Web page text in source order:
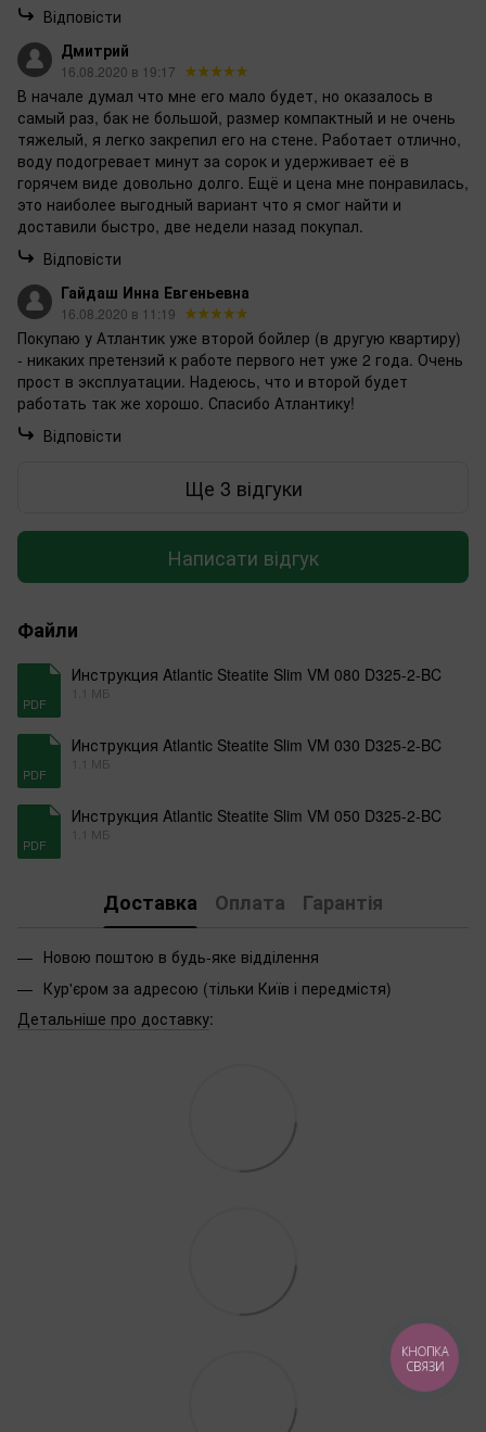
Відповісти
Дмитрий
16.08.2020 в 19:17
В начале думал что мне его мало будет, но оказалось в
самый раз, бак не большой, размер компактный и не очень
тяжелый, я легко закрепил его на стене. Работает отлично,
воду подогревает минут за сорок и удерживает её в
горячем виде довольно долго. Ещё и цена мне понравилась,
это наиболее выгодный вариант что я смог найти и
доставили быстро, две недели назад покупал.
Відповісти
Гайдаш Инна Евгеньевна
16.08.2020 в 11:19
Покупаю у Атлантик уже второй бойлер (в другую квартиру)
- никаких претензий к работе первого нет уже 2 года. Очень
прост в эксплуатации. Надеюсь, что и второй будет
работать так же хорошо. Спасибо Атлантику!
Відповісти
Ще 3 відгуки
Написати відгук
Файли
PDF
Инструкция Atlantic Steatitе Slim VM 080 D325-2-BC
1.1 МБ
PDF
Инструкция Atlantic Steatitе Slim VM 030 D325-2-BC
1.1 МБ
PDF
Инструкция Atlantic Steatitе Slim VM 050 D325-2-BC
1.1 МБ
Доставка Оплата Гарантія
Новою поштою в будь-яке відділення
Кур'єром за адресою (тільки Київ і передмістя)
Детальніше про доставку:
КНОПКА
СВЯЗИ